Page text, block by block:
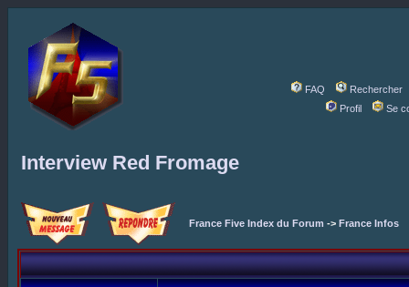
FAQ
Rechercher
Profil
Se
Interview Red Fromage
France Five Index du Forum -> France Infos